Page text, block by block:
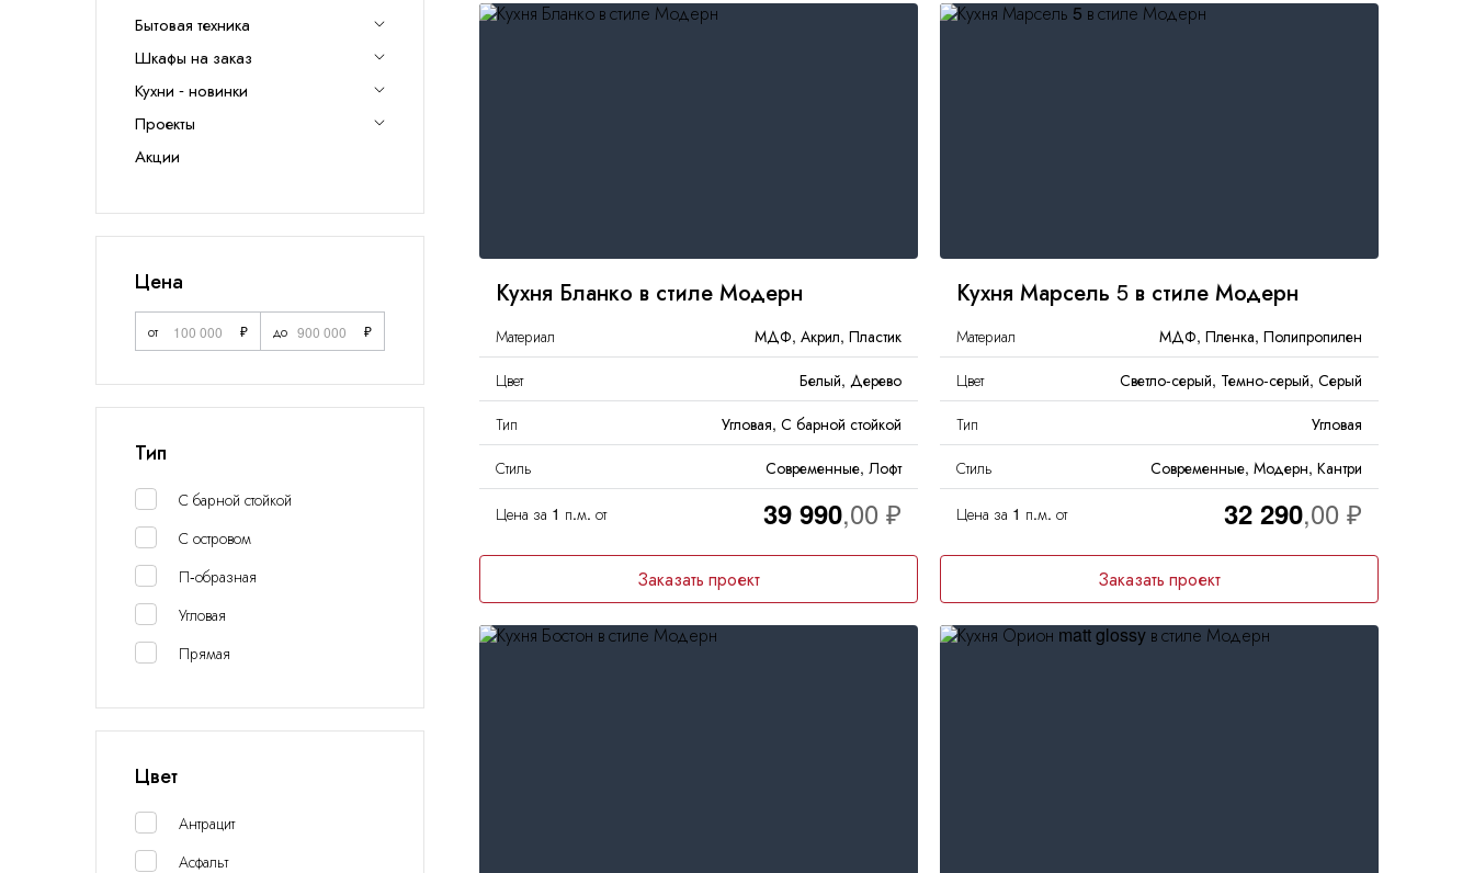
Москва, Бутово,ул. Бартеневская, 12
info@truekuhni.ru
8 (495) 032-53-03
Бытовая техника
Шкафы на заказ
Кухни - новинки
Проекты
Акции
Цена
от ₽ до ₽
Тип
С барной стойкой
С островом
П-образная
Угловая
Прямая
Цвет
Антрацит
Асфальт
Кухня Бланко в стиле Модерн
Материал
МДФ, Акрил, Пластик
Цвет
Белый, Дерево
Тип
Угловая, С барной стойкой
Стиль
Современные, Лофт
Цена за 1 п.м. от 39 990
Заказать проект
Кухня Марсель 5 в стиле Модерн
Материал
МДФ, Пленка, Полипропилен
Цвет
Светло-серый, Темно-серый, Серый
Тип
Угловая
Стиль
Современные, Модерн, Кантри
Цена за 1 п.м. от 32 290
Заказать проект